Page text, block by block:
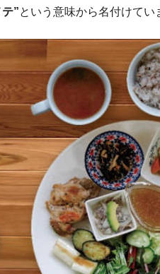
”という意味から名付けてい